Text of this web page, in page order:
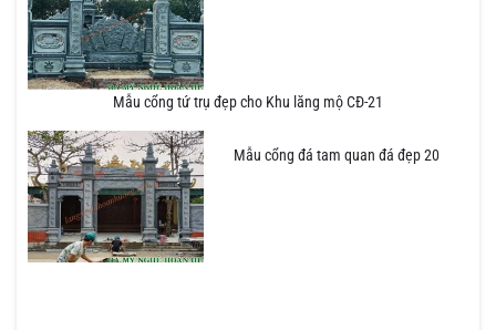
Mẫu cổng tứ trụ đẹp cho Khu lăng mộ CĐ-21
Mẫu cổng đá tam quan đá đẹp 20